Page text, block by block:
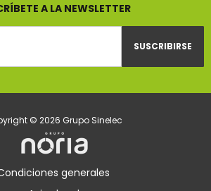
A LA NEWSLETTER
SUSCRIBIRSE
© 2026 Grupo Sinelec
generales